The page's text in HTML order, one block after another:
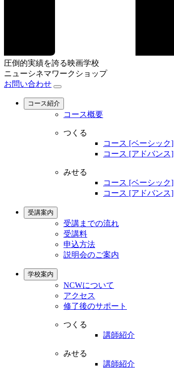
圧倒的実績を誇る映画学校
ニューシネマワークショップ
お問い合わせ
コース紹介
コース概要
つくる
コース [ベーシック]
コース [アドバンス]
みせる
コース [ベーシック]
コース [アドバンス]
受講案内
受講までの流れ
受講料
申込方法
説明会のご案内
学校案内
NCWについて
アクセス
修了後のサポート
つくる
講師紹介
みせる
講師紹介